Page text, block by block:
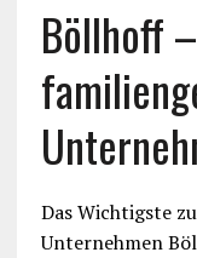
Böllhoff
Das Wichtigste
Unternehmen